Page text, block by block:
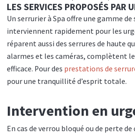
LES SERVICES PROPOSÉS PAR
Un serrurier à Spa offre une gamme
interviennent rapidement pour les
réparent aussi des serrures de haute
alarmes et les caméras, complètent
efficace. Pour des prestations de
pour une tranquillité d’esprit totale.
Intervention en
En cas de verrou bloqué ou de perte de